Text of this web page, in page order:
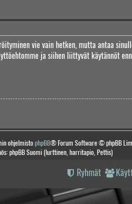
vie vain hetken, mutta antaa
ja siihen liittyvät käytännöt
ohjelmistophpBB® Forum Software © phpBB
phpBB Suomi (lurttinen, harritapio, Pettis)
Ryhmät